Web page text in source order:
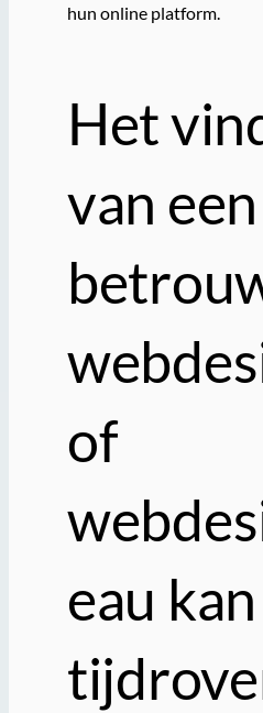
hun online platform.
Het
van een
of
eau kan